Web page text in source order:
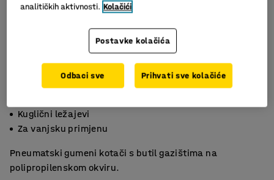
Kuglični ležajevi
Za vanjsku primjenu
Pneumatski gumeni kotači s butil gazištima na
polipropilenskom okviru.
analitičkih aktivnosti. Kolačići
Postavke kolačića
Odbaci sve Prihvati sve kolačiće